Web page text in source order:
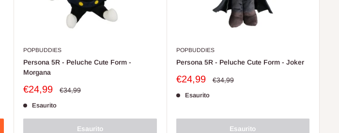
POPBUDDIES
Persona 5R - Peluche Cute Form -
Morgana
Prezzo
€24,99 Prezzo
€34,99
Esaurito
Esaurito
POPBUDDIES
Persona 5R - Peluche Cute Form - Joker
Prezzo
€24,99 Prezzo
€34,99
Esaurito
Esaurito